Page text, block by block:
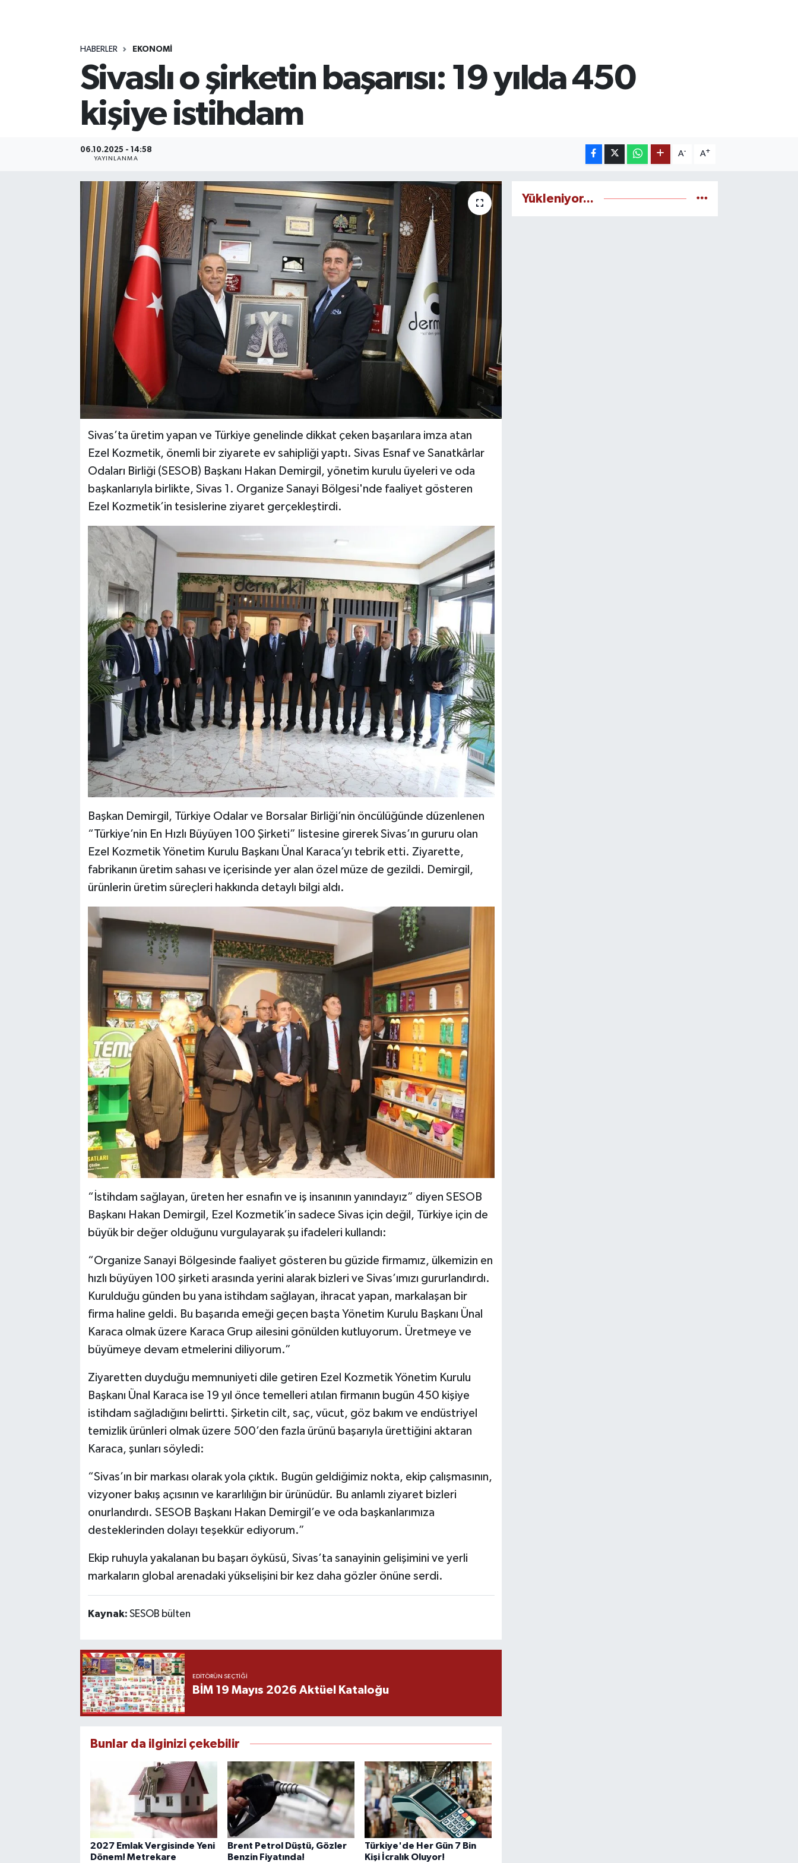
HABERLER EKONOMİ
Sivaslı o şirketin başarısı: 19 yılda 450
kişiye istihdam
06.10.2025 - 14:58
YAYINLANMA
A- A+
Sivas’ta üretim yapan ve Türkiye genelinde dikkat çeken başarılara imza atan
Ezel Kozmetik, önemli bir ziyarete ev sahipliği yaptı. Sivas Esnaf ve Sanatkârlar
Odaları Birliği (SESOB) Başkanı Hakan Demirgil, yönetim kurulu üyeleri ve oda
başkanlarıyla birlikte, Sivas 1. Organize Sanayi Bölgesi'nde faaliyet gösteren
Ezel Kozmetik’in tesislerine ziyaret gerçekleştirdi.
Başkan Demirgil, Türkiye Odalar ve Borsalar Birliği’nin öncülüğünde düzenlenen
“Türkiye’nin En Hızlı Büyüyen 100 Şirketi” listesine girerek Sivas’ın gururu olan
Ezel Kozmetik Yönetim Kurulu Başkanı Ünal Karaca’yı tebrik etti. Ziyarette,
fabrikanın üretim sahası ve içerisinde yer alan özel müze de gezildi. Demirgil,
ürünlerin üretim süreçleri hakkında detaylı bilgi aldı.
“İstihdam sağlayan, üreten her esnafın ve iş insanının yanındayız” diyen SESOB
Başkanı Hakan Demirgil, Ezel Kozmetik’in sadece Sivas için değil, Türkiye için de
büyük bir değer olduğunu vurgulayarak şu ifadeleri kullandı:
“Organize Sanayi Bölgesinde faaliyet gösteren bu güzide firmamız, ülkemizin en
hızlı büyüyen 100 şirketi arasında yerini alarak bizleri ve Sivas’ımızı gururlandırdı.
Kurulduğu günden bu yana istihdam sağlayan, ihracat yapan, markalaşan bir
firma haline geldi. Bu başarıda emeği geçen başta Yönetim Kurulu Başkanı Ünal
Karaca olmak üzere Karaca Grup ailesini gönülden kutluyorum. Üretmeye ve
büyümeye devam etmelerini diliyorum.”
Ziyaretten duyduğu memnuniyeti dile getiren Ezel Kozmetik Yönetim Kurulu
Başkanı Ünal Karaca ise 19 yıl önce temelleri atılan firmanın bugün 450 kişiye
istihdam sağladığını belirtti. Şirketin cilt, saç, vücut, göz bakım ve endüstriyel
temizlik ürünleri olmak üzere 500’den fazla ürünü başarıyla ürettiğini aktaran
Karaca, şunları söyledi:
“Sivas’ın bir markası olarak yola çıktık. Bugün geldiğimiz nokta, ekip çalışmasının,
vizyoner bakış açısının ve kararlılığın bir ürünüdür. Bu anlamlı ziyaret bizleri
onurlandırdı. SESOB Başkanı Hakan Demirgil’e ve oda başkanlarımıza
desteklerinden dolayı teşekkür ediyorum.”
Ekip ruhuyla yakalanan bu başarı öyküsü, Sivas’ta sanayinin gelişimini ve yerli
markaların global arenadaki yükselişini bir kez daha gözler önüne serdi.
Kaynak: SESOB bülten
EDITÖRÜN SEÇTIĞI
BİM 19 Mayıs 2026 Aktüel Kataloğu
Bunlar da ilginizi çekebilir
2027 Emlak Vergisinde Yeni
Dönem! Metrekare
Brent Petrol Düştü, Gözler
Benzin Fiyatında!
Türkiye'de Her Gün 7 Bin
Kişi İcralık Oluyor!
Yükleniyor...
ÖZEL HABER
RESMİ İLANLAR
SPONSORLU YAZI
TEKNOLOJİ